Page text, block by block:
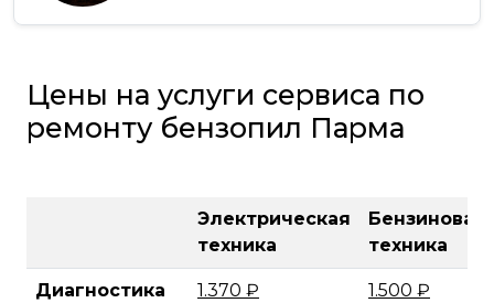
Цены на услуги сервиса по
ремонту бензопил Парма
Электрическая
техника
Бензиновая
техника
Диагностика 1.370 ₽ 1.500 ₽